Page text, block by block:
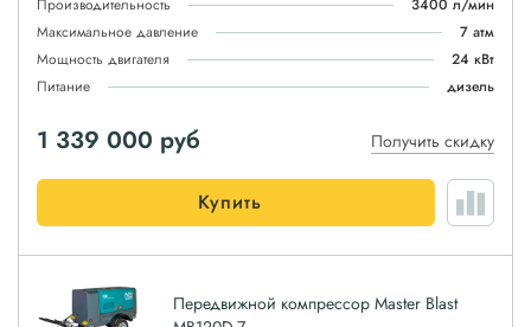
Производительность
3400 л/мин
Максимальное давление
7 атм
Мощность двигателя
24 кВт
Питание
дизель
1 339 000 руб Получить скидку
Купить
Передвижной компрессор Master Blast